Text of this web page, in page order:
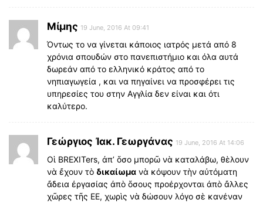
Μίμης 19 June, 2016 At 09:41
Όντως το να γίνεται κάποιος ιατρός μετά από 8
χρόνια σπουδών στο πανεπιστήμιο και όλα αυτά
δωρεάν από το ελληνικό κράτος από το
νηπιαγωγεία , και να πηγαίνει να προσφέρει τις
υπηρεσίες του στην Αγγλία δεν είναι και ότι
καλύτερο.
Γεώργιος Ἰακ. Γεωργάνας 19 June, 2016 At 14:06
Οἱ BREXITers, ἀπ’ ὅσο μπορῶ νὰ καταλάβω, θὲλουν
νὰ ἔχουν τὸ δικαίωμα νὰ κόψουν τὴν αὐτόματη
ἄδεια ἐργασίας ἀπὸ ὅσους προέρχονται ἀπὸ ἄλλες
χῶρες τῆς ΕΕ, χωρὶς νὰ δώσουν λόγο σὲ κανέναν